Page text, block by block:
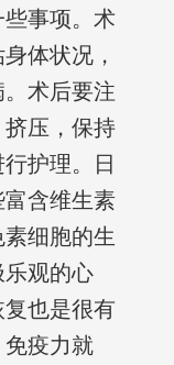
事项。术
体状况，
术后要注
压，保持
护理。日
含维生素
细胞的生
观的心
也是很有
疫力就